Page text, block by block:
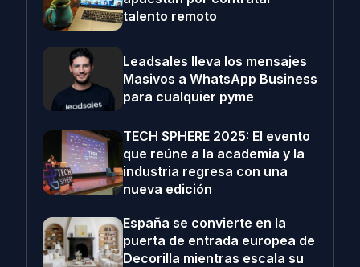
talento remoto
Leadsales lleva los mensajes
Masivos a WhatsApp Business
para cualquier pyme
TECH SPHERE 2025: El evento
que reúne a la academia y la
industria regresa con una
nueva edición
España se convierte en la
puerta de entrada europea de
Decorilla mientras escala su